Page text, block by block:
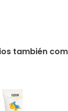
también